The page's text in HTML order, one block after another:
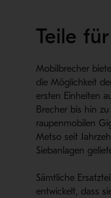
Teile
Mobilbrecher
die Möglichkeit
ersten Einheiten
Brecher bis hin
raupenmobilen
Metso seit
Siebanlagen
Sämtliche
entwickelt, dass